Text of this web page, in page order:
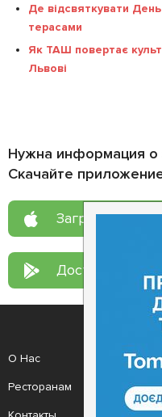
Де відсвяткувати
терасами
Як ТАШ повертає
Львові
Нужна информация о
Скачайте
Загрузите в
Доступно в
О Нас
Ресторанам